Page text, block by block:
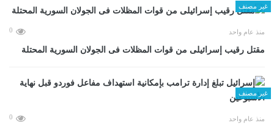
غير مصنف
منذ عام واحد 0
مقتل رقيب إسرائيلى من قوات المظلات فى الجولان السورية المحتلة
غير مصنف
منذ عام واحد 0